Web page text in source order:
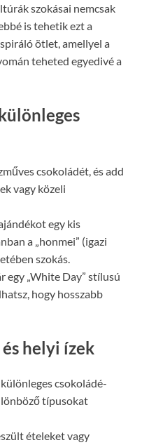
szokásai nemcsak
is tehetik ezt a
ötlet, amellyel a
teheted egyedivé a
csokoládét, és add
vagy közeli
egy kis
a „honmei” (igazi
szokás.
egy „White Day” stílusú
hogy hosszabb
helyi ízek
csokoládé-
típusokat
ételeket vagy